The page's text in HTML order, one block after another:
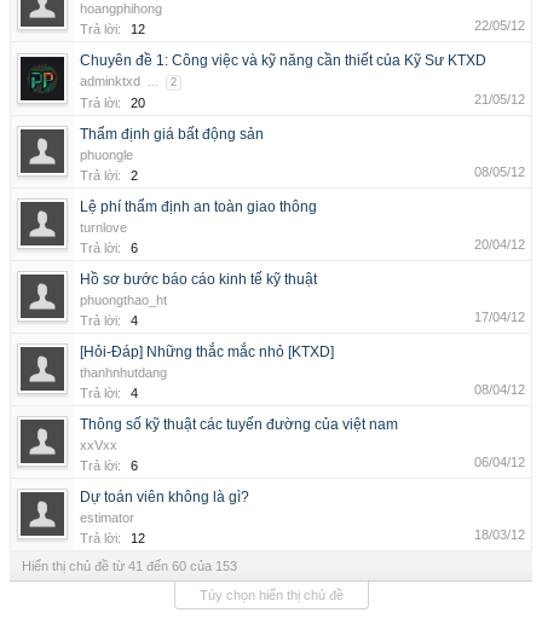
hoangphihong
Trả lời:
12 22/05/12
Chuyên đề 1: Công việc và kỹ năng cần thiết của Kỹ Sư KTXD
adminktxd ... 2
Trả lời: 20 21/05/12
Thẩm định giá bất động sản
phuongle
Trả lời:
2 08/05/12
Lệ phí thẩm định an toàn giao thông
turnlove
Trả lời:
6 20/04/12
Hồ sơ bước báo cáo kinh tế kỹ thuật
phuongthao_ht
Trả lời:
4 17/04/12
[Hỏi-Đáp] Những thắc mắc nhỏ [KTXD]
thanhnhutdang
Trả lời:
4 08/04/12
Thông số kỹ thuật các tuyến đường của việt nam
xxVxx
Trả lời:
6 06/04/12
Dự toán viên không là gì?
estimator
Trả lời:
12 18/03/12
Hiển thị chủ đề từ 41 đến 60 của 153
Tùy chọn hiển thị chủ đề